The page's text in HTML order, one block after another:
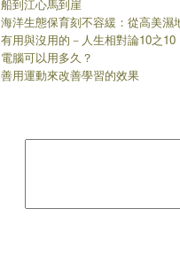
船到江心馬到崖
海洋生態保育刻不容緩：從高美濕
有用與沒用的－人生相對論10之10
電腦可以用多久？
善用運動來改善學習的效果